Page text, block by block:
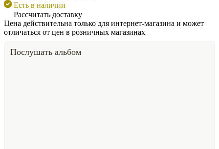
Есть в наличии
Рассчитать доставку
Цена действительна только для интернет-магазина и может
отличаться от цен в розничных магазинах
Послушать альбом